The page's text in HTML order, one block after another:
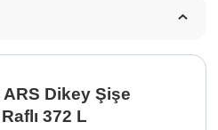
Dikey Şişe
372 L